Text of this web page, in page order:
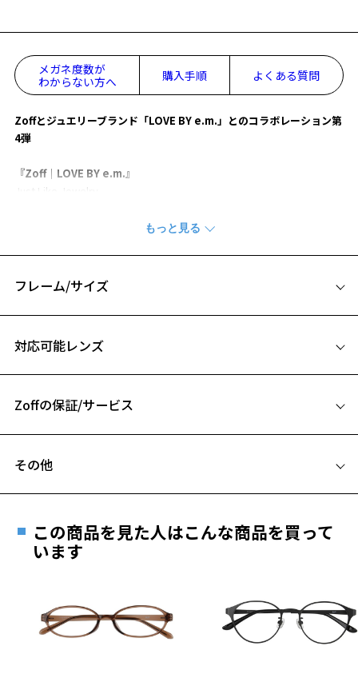
お気に入りリストは
メガネ度数が
わからない方へ
購入手順 よくある質問
Zoffとジュエリーブランド「LOVE BY e.m.」とのコラボレーション第
4弾
『Zoff｜LOVE BY e.m.』
Just Like Jewelry
OVE BY e.m.」とのコレクション。
【デザイン】
scent=いい香り
香水がほのかに香る様子をプラスチック生地の透け感で、香りがグラ
デーションしていく様子を濃淡で表現したモデル。
のひとつ。
メガネケースとメガネ拭き付き。
す。
【LOVE BY e.m.】
カジュアルなものからハイジュエリーまで幅広いラインナップが人気
を集めている。
「LOVE BY e.m.」はe.m.のデザイナーがその時感じるLOVEなものをデ
※柄や色味の出方に個体差があり、画像と異なる場合がございます。
フレーム/サイズ
B ブリッジ(鼻部分)の横幅：24mm
対応可能レンズ
フレームとレンズの合計料金を知りたい方へ
Zoffの保証/サービス
安心1 フレーム１年間品質保証
きます。
※保証期間内に交換が行われた場合、保証期間は初期の期間から
その他
ご希望のお客さまは、「レンズ交換券」をお選びのうえ、
最寄りのZoff実店舗にてレンズをお買い求めください。
※サングラスやパッケージ品では「レンズ交換券」はお選び
談ください。
この商品を見た人はこんな商品を買って
います